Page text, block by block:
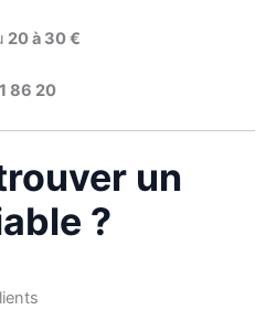
20 à 30 €
86 20
un
?